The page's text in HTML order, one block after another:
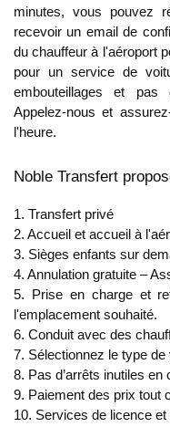
minutes, vous pouvez
recevoir un email de
du chauffeur à l'aéroport
pour un service de
embouteillages et pas
Appelez-nous et
l'heure.
Noble Transfert
1. Transfert privé
2. Accueil et accueil à
3. Sièges enfants sur
4. Annulation gratuite –
5. Prise en charge et
l'emplacement souhaité.
6. Conduit avec des
7. Sélectionnez le type
8. Pas d’arrêts inutiles en
9. Paiement des prix tout
10. Services de licence et